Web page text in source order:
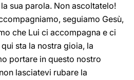
sua parola. Non ascoltatelo!
seguiamo Gesù,
che Lui ci accompagna e ci
sta la nostra gioia, la
portare in questo nostro
lasciatevi rubare la